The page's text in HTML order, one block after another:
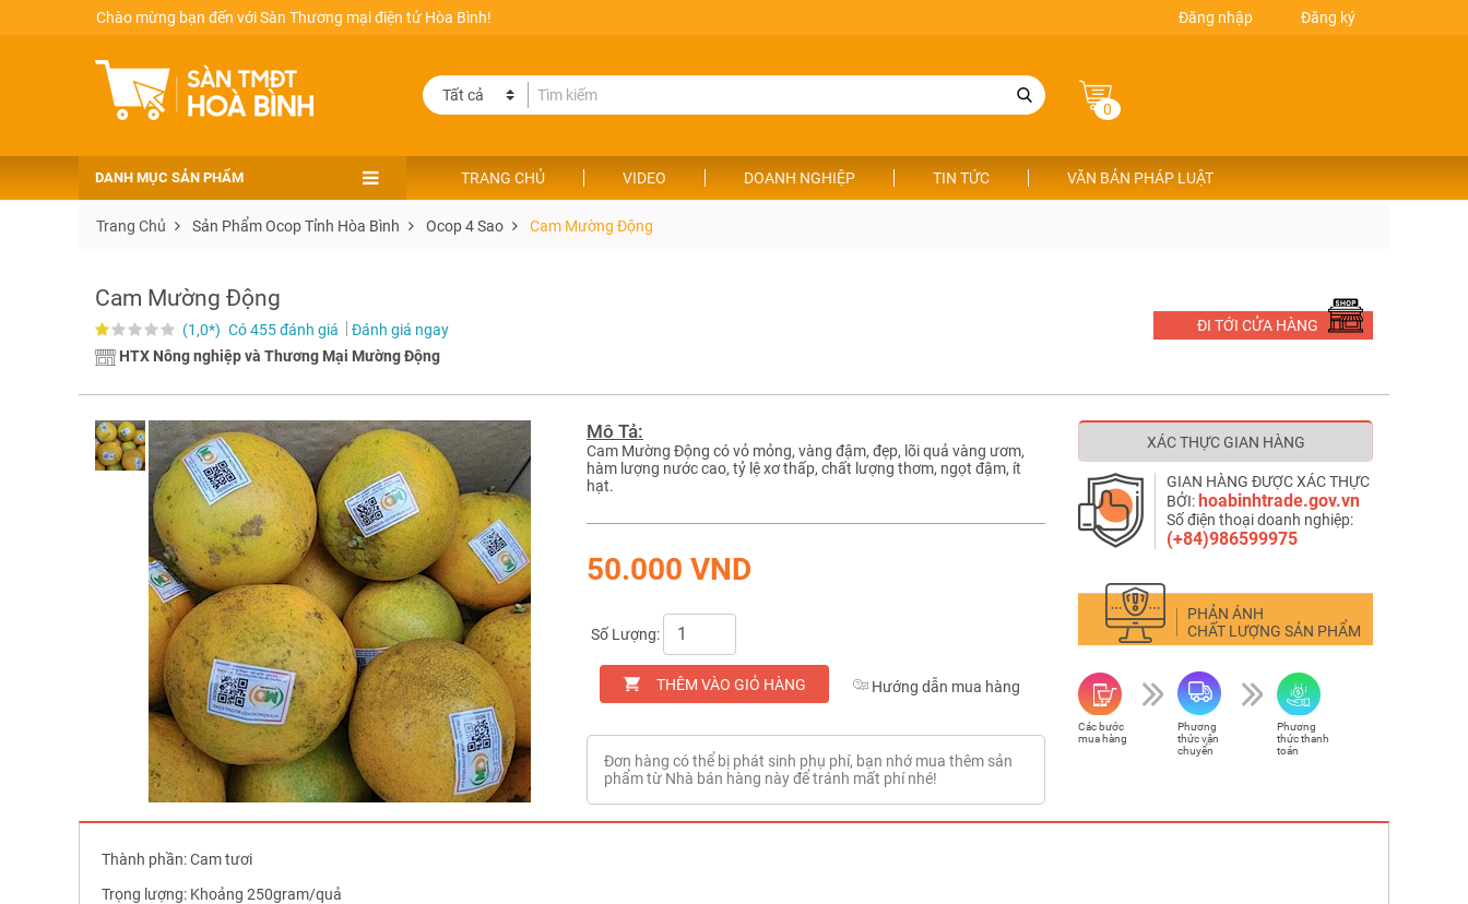
Chào mừng bạn đến với Sàn Thương mại điện tử Hòa Bình! Đăng nhập Đăng ký
0
DANH MỤC SẢN PHẨM TRANG CHỦ VIDEO DOANH NGHIỆP TIN TỨC VĂN BẢN PHÁP LUẬT
Trang Chủ Sản Phẩm Ocop Tỉnh Hòa Bình Ocop 4 Sao Cam Mường Động
Cam Mường Động
(1,0*) Có 455 đánh giá
Đánh giá ngay
HTX Nông nghiệp và Thương Mại Mường Động
ĐI TỚI CỬA HÀNG
Mô Tả:
Cam Mường Động có vỏ mỏng, vàng đậm, đẹp, lõi quả vàng ươm,
hàm lượng nước cao, tỷ lệ xơ thấp, chất lượng thơm, ngọt đậm, ít
hạt.
50.000 VND
Số Lượng:
THÊM VÀO GIỎ HÀNG Hướng dẫn mua hàng
Đơn hàng có thể bị phát sinh phụ phí, bạn nhớ mua thêm sản
phẩm từ Nhà bán hàng này để tránh mất phí nhé!
XÁC THỰC GIAN HÀNG
GIAN HÀNG ĐƯỢC XÁC THỰC
BỞI:hoabinhtrade.gov.vn
Số điện thoại doanh nghiệp:
(+84)986599975
PHẢN ÁNH
CHẤT LƯỢNG SẢN PHẨM
Các bước
mua hàng
Phương
thức vận
chuyển
Phương
thức thanh
toán
Thành phần: Cam tươi
Trọng lượng: Khoảng 250gram/quả